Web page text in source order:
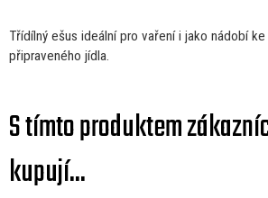
Třídílný ešus ideální pro vařeníi jako nádobíke
připraveného jídla.
S tímto produktem
kupují...